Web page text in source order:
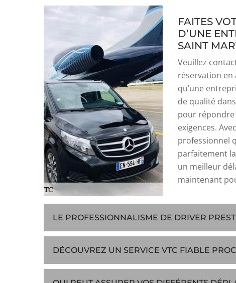
FAITES
D’UNE
SAINT
Veuillez
réservation en
qu’une
de qualité
pour répondre
exigences.
professionnel
parfaitement
un meilleur
maintenant
LE PROFESSIONNALISME DE DRIVER
DÉCOUVREZ UN SERVICE VTC FIABLE